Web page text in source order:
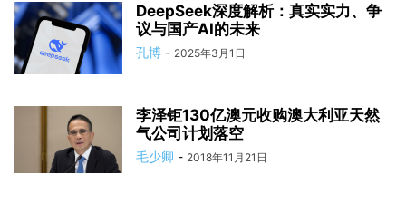
DeepSeek深度解析：真实实力、争
议与国产AI的未来
孔博 - 2025年3月1日
李泽钜130亿澳元收购澳大利亚天然
气公司计划落空
毛少卿 - 2018年11月21日